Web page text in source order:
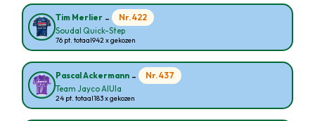
Tim Merlier - Nr. 422
Soudal Quick-Step
76 pt. totaal942 x gekozen
Pascal Ackermann - Nr. 437
Team Jayco AlUla
24 pt. totaal183 x gekozen